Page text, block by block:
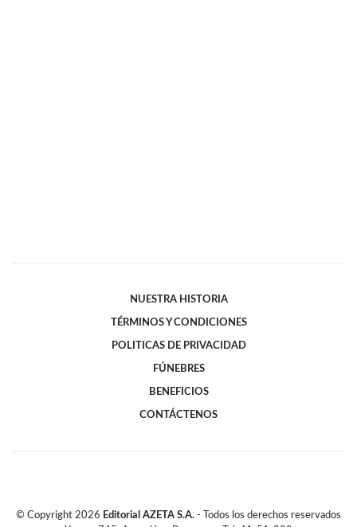
NUESTRA HISTORIA
TÉRMINOS Y CONDICIONES
POLITICAS DE PRIVACIDAD
FÚNEBRES
BENEFICIOS
CONTÁCTENOS
© Copyright 2026 Editorial AZETA S.A. - Todos los derechos reservados